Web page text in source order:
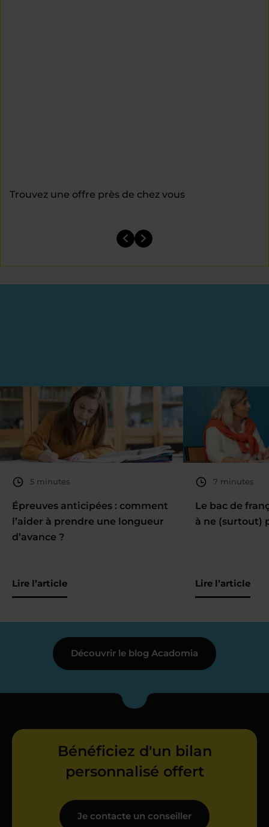
Trouvez une offre près de chez vous
5 minutes
Épreuves anticipées : comment
l’aider à prendre une longueur
d’avance ?
Lire l’article
7 minutes
Le bac de
à ne (surtout)
Lire l’article
Découvrir le blog Acadomia
Bénéficiez d'un bilan
personnalisé offert
Je contacte un conseiller